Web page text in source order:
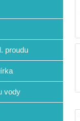
proudu
vody